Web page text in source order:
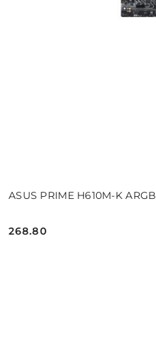
ASUS PRIME H610M-K ARGB
Cena:
268.80